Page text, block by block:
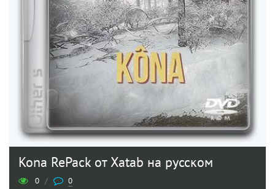
Kona RePack от Xatab на русском
0 / 0